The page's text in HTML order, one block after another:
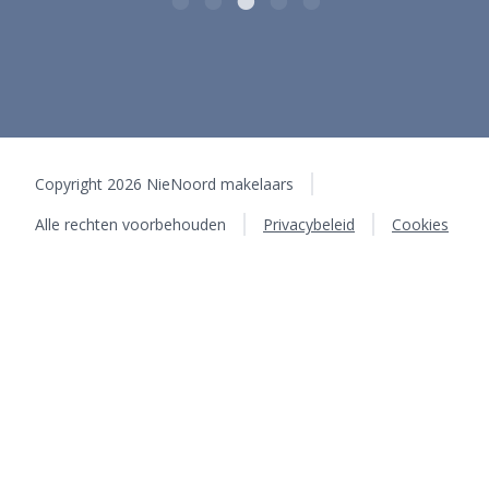
Copyright 2026 NieNoord makelaars
Alle rechten voorbehouden
Privacybeleid Cookies